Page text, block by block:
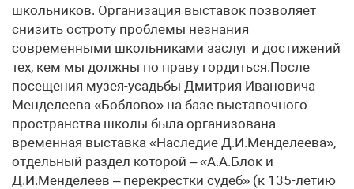
школьников. Организация выставок позволяет
снизить остроту проблемы незнания
современными школьниками заслуг и достижений
тех, кем мы должны по праву гордиться.После
посещения музея-усадьбы Дмитрия Ивановича
Менделеева «Боблово» на базе выставочного
пространства школы была организована
временная выставка «Наследие Д.И.Менделеева»,
отдельный раздел которой – «А.А.Блок и
Д.И.Менделеев – перекрестки судеб» (к 135-летию